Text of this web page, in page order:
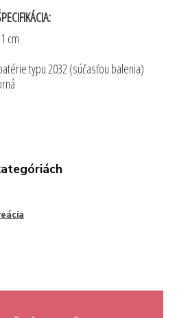
cm
typu 2032 (súčasťou balenia)